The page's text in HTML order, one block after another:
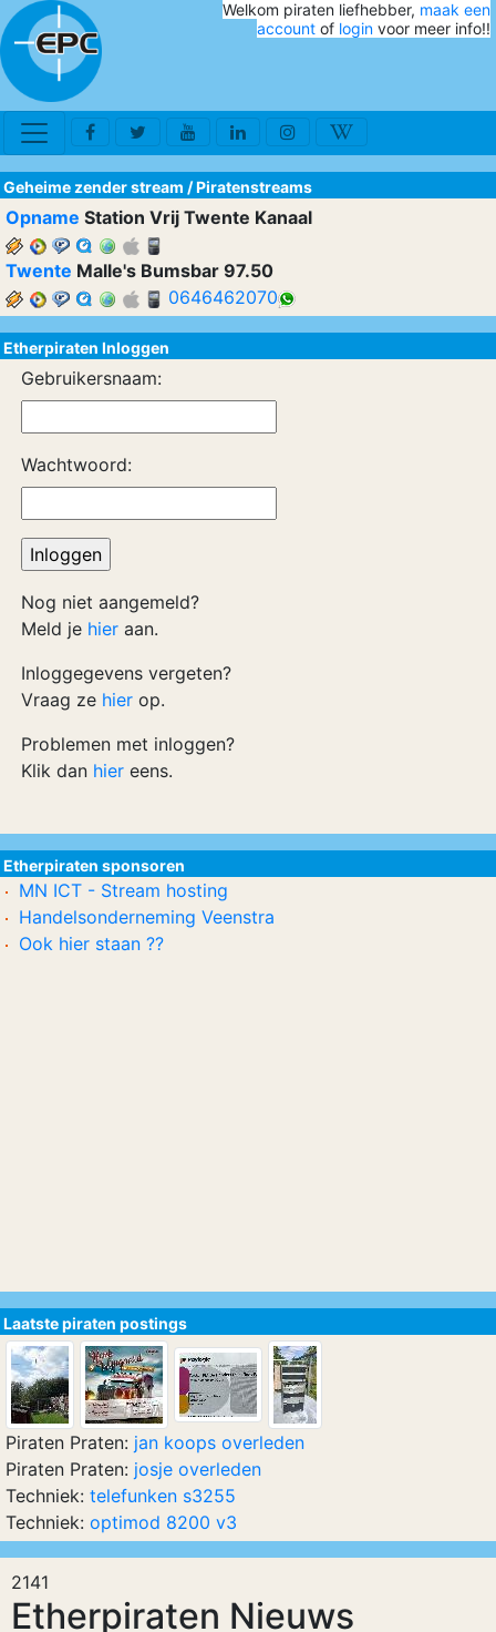
Welkom piraten liefhebber, maak een
account of login voor meer info!!
2141
Etherpiraten Nieuws
Geheime zender stream /Piratenstreams
Opname Station Vrij Twente Kanaal
Twente Malle's Bumsbar 97.50
0646462070
Etherpiraten Inloggen
Gebruikersnaam:
Wachtwoord:
Nog niet aangemeld?
Meld je hier aan.
Inloggegevens vergeten?
Vraag ze hier op.
Problemen met inloggen?
Klik dan hier eens.
Etherpiraten sponsoren
MN ICT - Stream hosting
Handelsonderneming Veenstra
Ook hier staan ??
Laatste piraten postings
Piraten Praten: jan koops overleden
Piraten Praten: josje overleden
Techniek: telefunken s3255
Techniek: optimod 8200 v3